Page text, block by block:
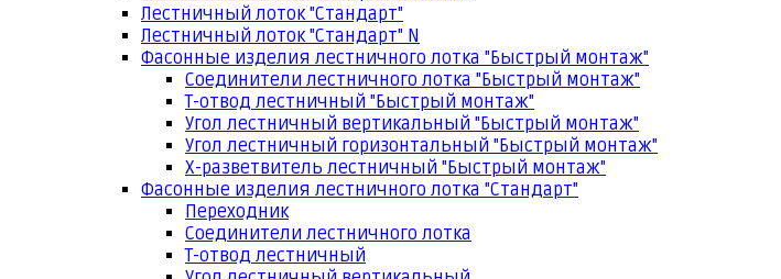
Лестничный лоток "Стандарт"
Лестничный лоток "Стандарт" N
Фасонные изделия лестничного лотка "Быстрый монтаж"
Соединители лестничного лотка "Быстрый монтаж"
Т-отвод лестничный "Быстрый монтаж"
Угол лестничный вертикальный "Быстрый монтаж"
Угол лестничный горизонтальный "Быстрый монтаж"
Х-разветвитель лестничный "Быстрый монтаж"
Фасонные изделия лестничного лотка "Стандарт"
Переходник
Соединители лестничного лотка
Т-отвод лестничный